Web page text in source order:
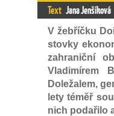
Text Jana Jenšíková
V žebříčku
stovky
zahraniční
Vladimírem
Doležalem,
lety téměř
nich podařilo